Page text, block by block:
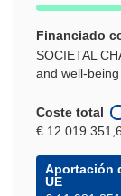
Financiado
SOCIETAL
and well-being
Coste total
€ 12 019
Aportación
UE